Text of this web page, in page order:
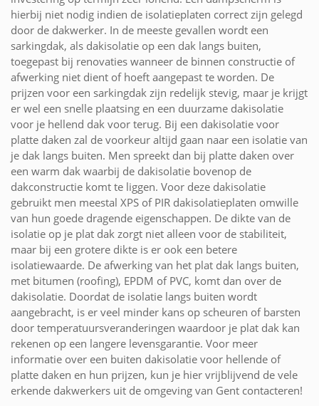
hierbij niet nodig indien de isolatieplaten correct zijn gelegd
door de dakwerker. In de meeste gevallen wordt een
sarkingdak, als dakisolatie op een dak langs buiten,
toegepast bij renovaties wanneer de binnen constructie of
afwerking niet dient of hoeft aangepast te worden. De
prijzen voor een sarkingdak zijn redelijk stevig, maar je krijgt
er wel een snelle plaatsing en een duurzame dakisolatie
voor je hellend dak voor terug. Bij een dakisolatie voor
platte daken zal de voorkeur altijd gaan naar een isolatie van
je dak langs buiten. Men spreekt dan bij platte daken over
een warm dak waarbij de dakisolatie bovenop de
dakconstructie komt te liggen. Voor deze dakisolatie
gebruikt men meestal XPS of PIR dakisolatieplaten omwille
van hun goede dragende eigenschappen. De dikte van de
isolatie op je plat dak zorgt niet alleen voor de stabiliteit,
maar bij een grotere dikte is er ook een betere
isolatiewaarde. De afwerking van het plat dak langs buiten,
met bitumen (roofing), EPDM of PVC, komt dan over de
dakisolatie. Doordat de isolatie langs buiten wordt
aangebracht, is er veel minder kans op scheuren of barsten
door temperatuursveranderingen waardoor je plat dak kan
rekenen op een langere levensgarantie. Voor meer
informatie over een buiten dakisolatie voor hellende of
platte daken en hun prijzen, kun je hier vrijblijvend de vele
erkende dakwerkers uit de omgeving van Gent contacteren!